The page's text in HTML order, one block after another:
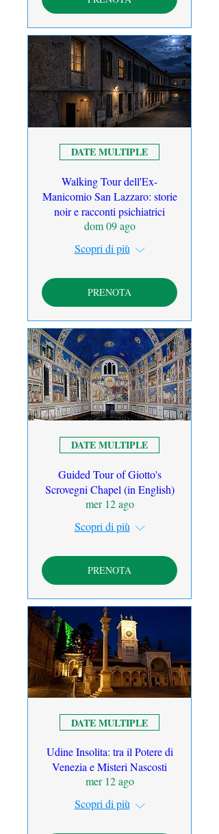
DATE MULTIPLE
Walking Tour dell'Ex-
Manicomio San Lazzaro: storie
noir e racconti psichiatrici
dom 09 ago
Scopri di più
PRENOTA
DATE MULTIPLE
Guided Tour of Giotto's
Scrovegni Chapel (in English)
mer 12 ago
Scopri di più
PRENOTA
DATE MULTIPLE
Udine Insolita: tra il Potere di
Venezia e Misteri Nascosti
mer 12 ago
Scopri di più